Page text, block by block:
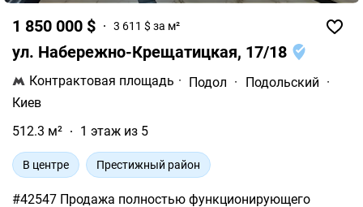
1 850 000 $ 3 611 $ за м²
ул. Набережно-Крещатицкая, 17/18
Контрактовая площадь · Подол · Подольский ·
Киев
512.3 м²
1 этаж из 5
В центре Престижный район
#42547 Продажа полностью функционирующего